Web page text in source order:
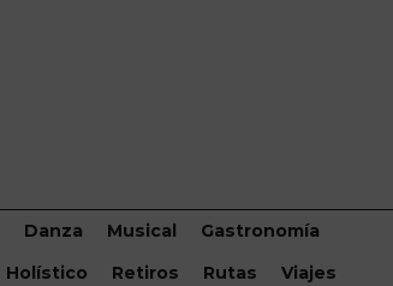
Danza Musical
Gastronomía
Holístico Retiros Rutas
Viajes